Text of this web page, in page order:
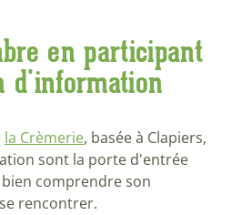
en participant
d'information
la Crèmerie, basée à Clapiers,
sont la porte d'entrée
bien comprendre son
rencontrer.